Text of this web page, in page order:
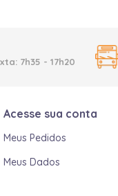
7h35 - 17h20
Acesse sua conta
Meus Pedidos
Meus Dados